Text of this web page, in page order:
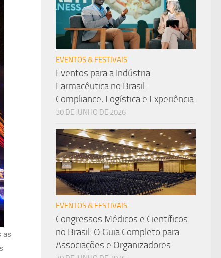
as
EVENTOS & FESTIVAIS
Eventos para a Indústria
Farmacêutica no Brasil:
Compliance, Logística e Experiência
30 DE JUNHO DE 2026
EVENTOS & FESTIVAIS
Congressos Médicos e Científicos
no Brasil: O Guia Completo para
Associações e Organizadores